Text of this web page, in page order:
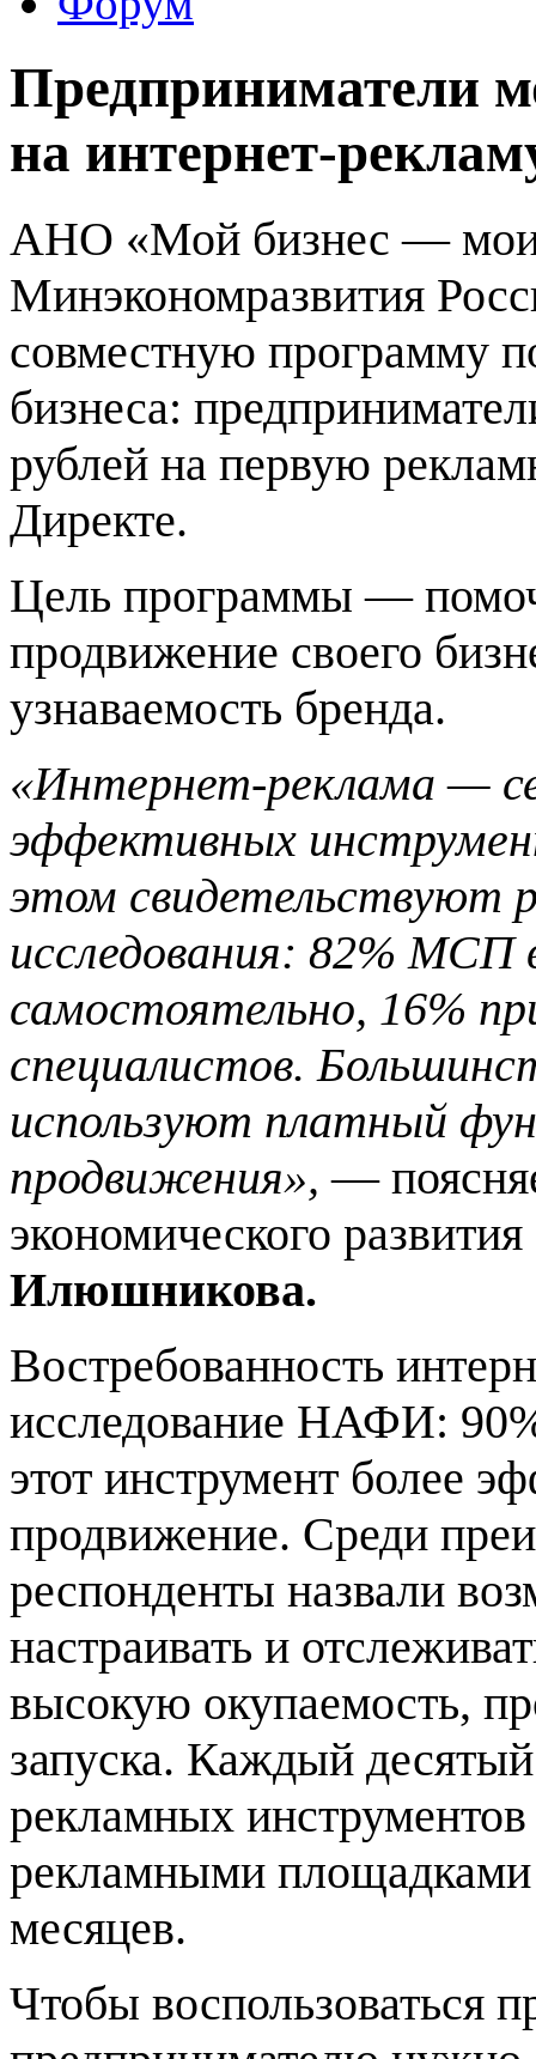
Предприниматели
на интернет-
АНО «Мой бизнес — мои
Минэкономразвития
совместную программу
бизнеса:
рублей на первую
Директе.
Цель программы —
продвижение своего
узнаваемость бренда.
«Интернет-реклама —
эффективных
этом свидетельствуют
исследования: 82% МСП
самостоятельно, 16%
специалистов.
используют платный
продвижения»,—
экономического
Илюшникова.
Востребованность
исследование НАФИ:
этот инструмент более
продвижение. Среди
респонденты назвали
настраивать и
высокую окупаемость,
запуска. Каждый
рекламных
рекламными площадками
месяцев.
Чтобы воспользоваться